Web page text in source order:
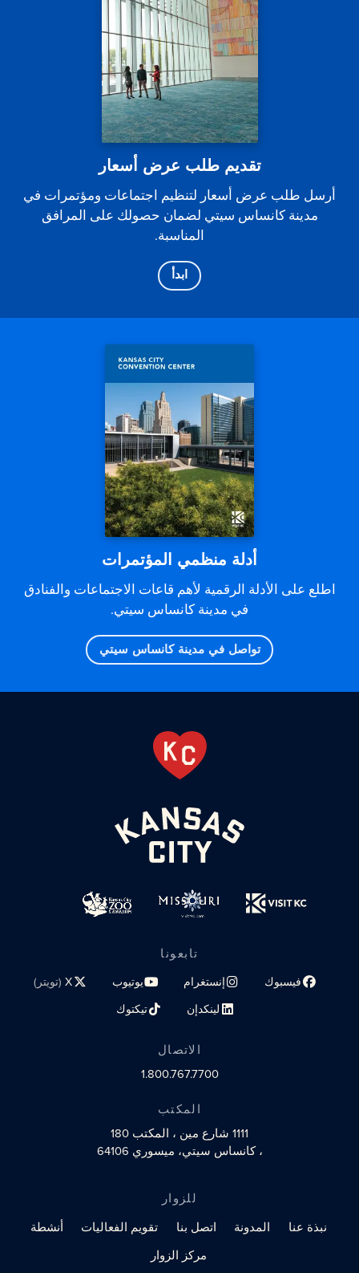
تقديم طلب عرض أسعار
أرسل طلب عرض أسعار لتنظيم اجتماعات ومؤتمرات في
مدينة كانساس سيتي لضمان حصولك على المرافق
المناسبة.
ابدأ
أدلة منظمي المؤتمرات
اطلع على الأدلة الرقمية لأهم قاعات الاجتماعات والفنادق
في مدينة كانساس سيتي.
تواصل في مدينة كانساس سيتي
تابعونا
فيسبوك
رابط الملف الشخصي على مواقع التواصل الاجتماعي
إنستغرام
رابط الملف الشخصي على مواقع التواصل الاجتماعي
يوتيوب
رابط الملف الشخصي على مواقع
X (تويتر)
رابط الملف
لينكدإن
رابط الملف الشخصي على مواقع التواصل الاجتماعي
تيكتوك
رابط الملف الشخصي على مواقع
الاتصال
1.800.767.7700
المكتب
1111 شارع مين
، المكتب 180
، كانساس سيتي، ميسوري 64106
للزوار
نبذة عنا
المدونة اتصل بنا تقويم الفعاليات
أنشطة
مركز الزوار